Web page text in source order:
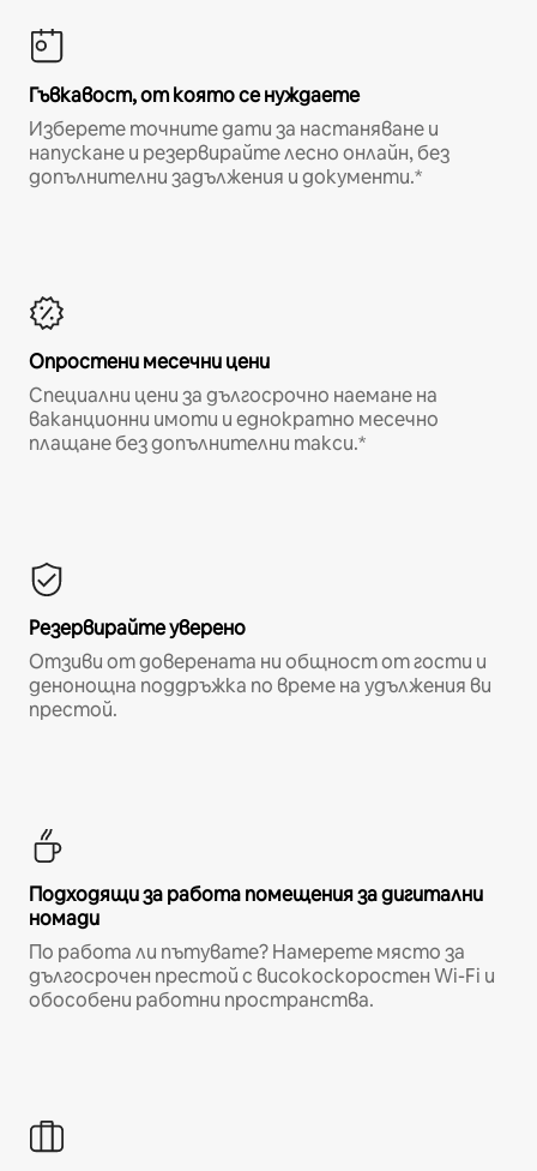
Гъвкавост, от която се нуждаете
Изберете точните дати за настаняване и
напускане и резервирайте лесно онлайн, без
допълнителни задължения и документи.*
Опростени месечни цени
Специални цени за дългосрочно наемане на
ваканционни имоти и еднократно месечно
плащане без допълнителни такси.*
Резервирайте уверено
Отзиви от доверената ни общност от гости и
денонощна поддръжка по време на удължения ви
престой.
Подходящи за работа помещения за дигитални
номади
По работа ли пътувате? Намерете място за
дългосрочен престой с високоскоростен Wi-Fi и
обособени работни пространства.